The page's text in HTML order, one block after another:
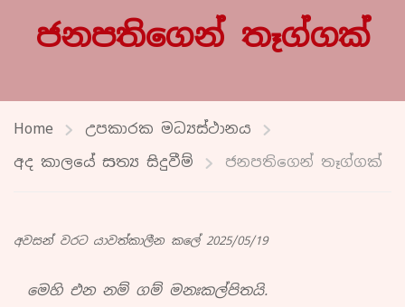
ජනපතිගෙන් තෑග්ගක්
Home
උපකාරක මධ්‍යස්ථානය
අද කාලයේ සත්‍ය සිදුවීම්
ජනපතිගෙන් තෑග්ගක්
අවසන් වරට යාවත්කාලීන කලේ 2025/05/19
මෙහි එන නම් ගම් මනඃකල්පිතයි.